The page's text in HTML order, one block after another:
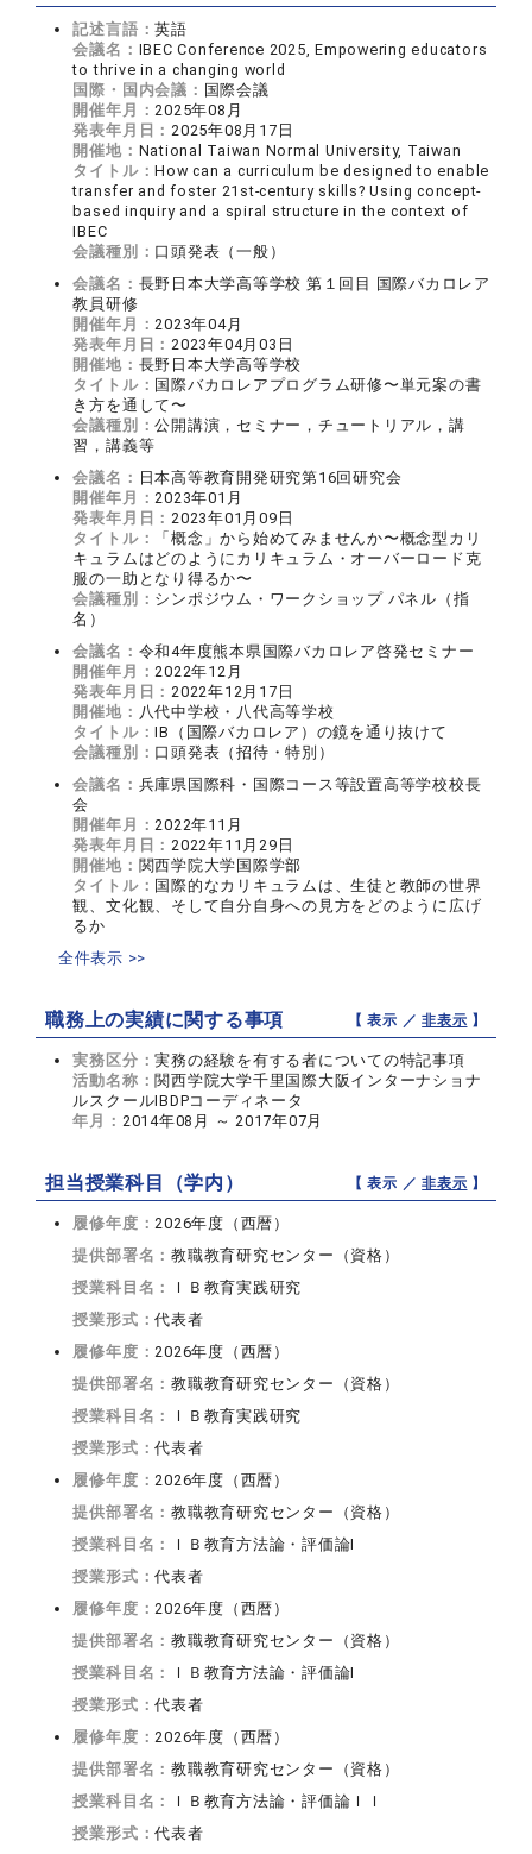
記述言語：英語
会議名： IBEC Conference 2025, Empowering educators
to thrive in a changing world
国際・国内会議： 国際会議
開催年月：2025年08月
発表年月日：2025年08月17日
開催地： National Taiwan Normal University, Taiwan
タイトル：How can a curriculum be designed to enable
transfer and foster 21st-century skills? Using concept-
based inquiry and a spiral structure in the context of
IBEC
会議種別： 口頭発表（一般）
会議名： 長野日本大学高等学校 第１回目 国際バカロレア
教員研修
開催年月：2023年04月
発表年月日：2023年04月03日
開催地： 長野日本大学高等学校
タイトル： 国際バカロレアプログラム研修〜単元案の書
き方を通して〜
会議種別：公開講演，セミナー，チュートリアル，講
習，講義等
会議名： 日本高等教育開発研究第16回研究会
開催年月：2023年01月
発表年月日：2023年01月09日
タイトル：
「概念」から始めてみませんか〜概念型カリ
キュラムはどのようにカリキュラム・オーバーロード克
服の一助となり得るか〜
会議種別： シンポジウム・ワークショップ パネル（指
名）
会議名： 令和4年度熊本県国際バカロレア啓発セミナー
開催年月：2022年12月
発表年月日：2022年12月17日
開催地： 八代中学校・八代高等学校
タイトル：IB（国際バカロレア）の鏡を通り抜けて
会議種別： 口頭発表（招待・特別）
会議名： 兵庫県国際科・国際コース等設置高等学校校長
会
開催年月：2022年11月
発表年月日：2022年11月29日
開催地： 関西学院大学国際学部
タイトル： 国際的なカリキュラムは、生徒と教師の世界
観、文化観、そして自分自身への見方をどのように広げ
るか
全件表示 >>
職務上の実績に関する事項 【 表示 ／非表示 】
実務区分：実務の経験を有する者についての特記事項
活動名称： 関西学院大学千里国際大阪インターナショナ
ルスクールIBDPコーディネータ
年月： 2014年08月 ～ 2017年07月
担当授業科目（学内） 【 表示 ／非表示 】
履修年度：2026年度（西暦）
提供部署名：教職教育研究センター（資格）
授業科目名：
ＩＢ教育実践研究
授業形式：代表者
履修年度：2026年度（西暦）
提供部署名：教職教育研究センター（資格）
授業科目名：
ＩＢ教育実践研究
授業形式：代表者
履修年度：2026年度（西暦）
提供部署名：教職教育研究センター（資格）
授業科目名：
ＩＢ教育方法論・評価論I
授業形式：代表者
履修年度：2026年度（西暦）
提供部署名：教職教育研究センター（資格）
授業科目名：
ＩＢ教育方法論・評価論I
授業形式：代表者
履修年度：2026年度（西暦）
提供部署名：教職教育研究センター（資格）
授業科目名：
ＩＢ教育方法論・評価論ＩＩ
授業形式：代表者